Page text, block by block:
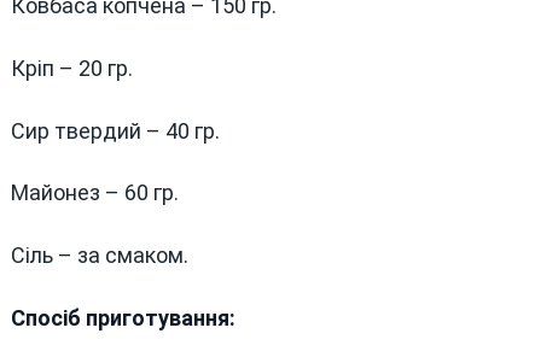
Ковбаса копчена – 150 гр.
Кріп – 20 гр.
Сир твердий – 40 гр.
Майонез – 60 гр.
Сіль – за смаком.
Спосіб приготування: